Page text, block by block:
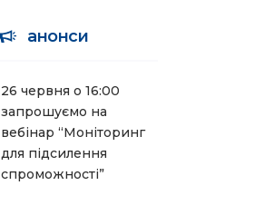
анонси
26 червня о 16:00
запрошуємо на
вебінар “Моніторинг
для підсилення
спроможності”